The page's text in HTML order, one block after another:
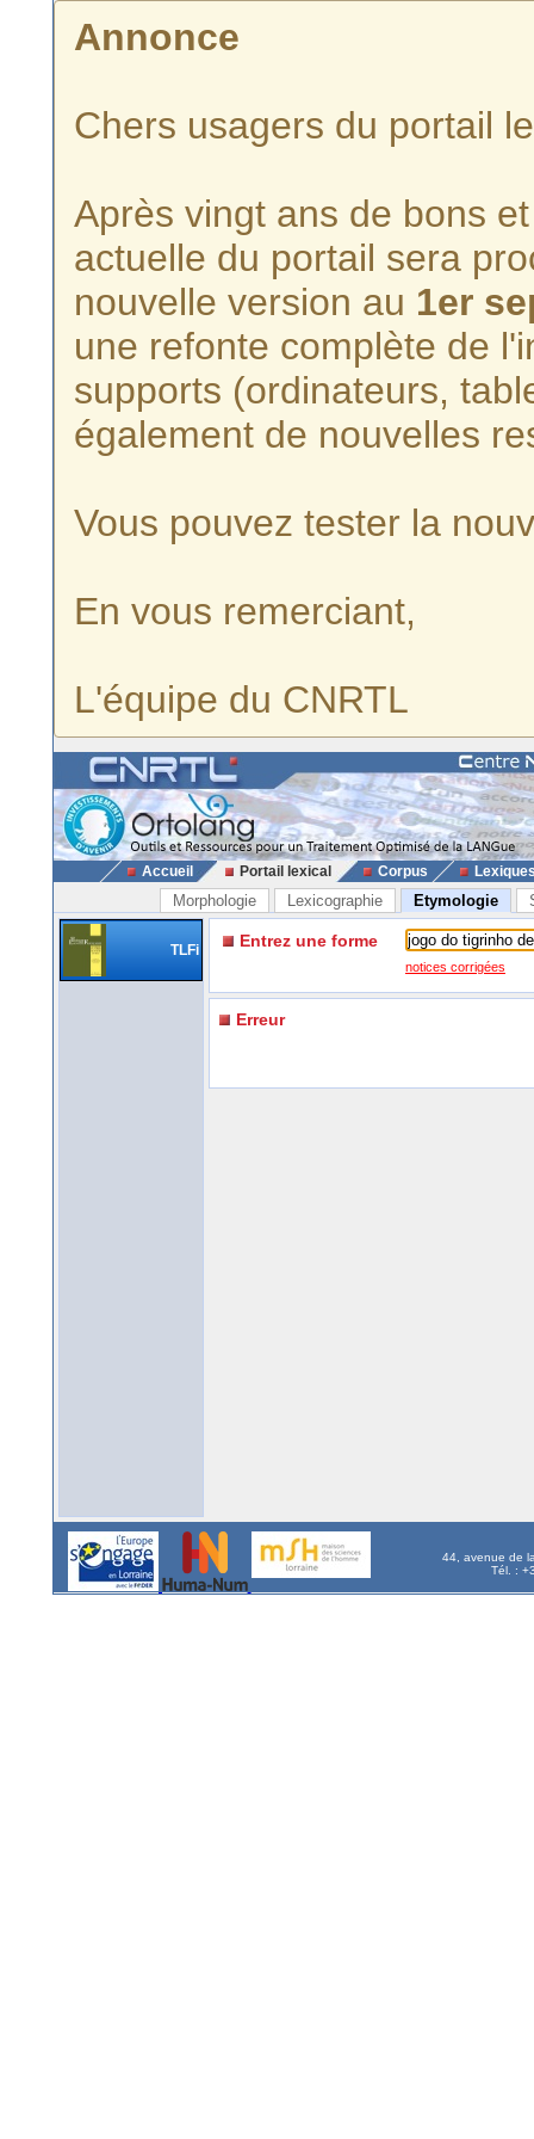
Annonce
Chers usagers du portail
Après vingt ans de bons
actuelle du portail sera
nouvelle version au 1er
une refonte complète de
supports (ordinateurs,
également de nouvelles
Vous pouvez tester la
En vous remerciant,
L'équipe du CNRTL
Accueil Portail lexical Corpus
Morphologie Lexicographie Etymologie
TLFi Entrez une forme
notices corrigées
Erreur
44, avenue de
Tél. :